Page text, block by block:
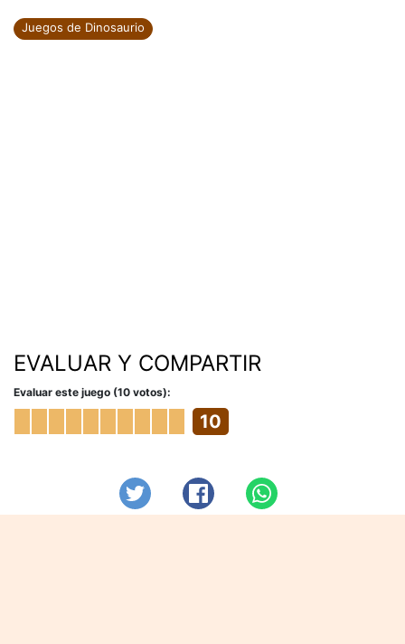
Juegos de Dinosaurio
EVALUAR Y COMPARTIR
Evaluar este juego (10 votos):
10